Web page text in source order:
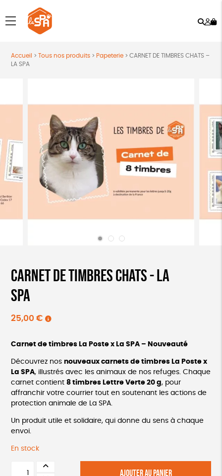
menu
Accueil > Tous nos produits> Papeterie> CARNET DE TIMBRES CHATS –
LA SPA
CARNET DE TIMBRES CHATS - LA
SPA
25,00 €
Carnet de timbres La Poste x La SPA – Nouveauté
Découvrez nos nouveaux carnets de timbres La Poste x
La SPA, illustrés avec les animaux de nos refuges. Chaque
carnet contient 8 timbres Lettre Verte 20 g, pour
affranchir votre courrier tout en soutenant les actions de
protection animale de La SPA.
Un produit utile et solidaire, qui donne du sens à chaque
envoi.
En stock
AJOUTER AU PANIER